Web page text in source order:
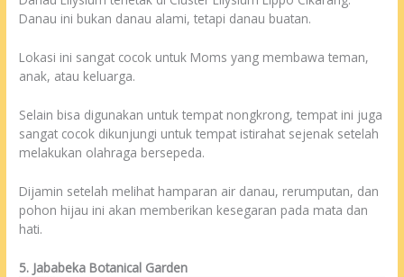
Danau ini bukan danau alami, tetapi danau buatan.
Lokasi ini sangat cocok untuk Moms yang membawa teman,
anak, atau keluarga.
Selain bisa digunakan untuk tempat nongkrong, tempat ini juga
sangat cocok dikunjungi untuk tempat istirahat sejenak setelah
melakukan olahraga bersepeda.
Dijamin setelah melihat hamparan air danau, rerumputan, dan
pohon hijau ini akan memberikan kesegaran pada mata dan
hati.
5. Jababeka Botanical Garden